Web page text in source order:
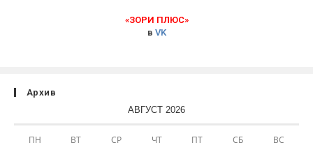
«ЗОРИ ПЛЮС»
в VK
Архив
АВГУСТ 2026
ПН ВТ СР ЧТ ПТ СБ ВС